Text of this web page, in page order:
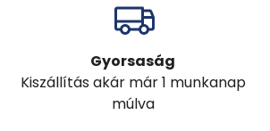
Gyorsaság
Kiszállítás akár már 1 munkanap
múlva